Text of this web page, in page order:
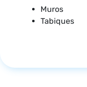
Muros
Tabiques